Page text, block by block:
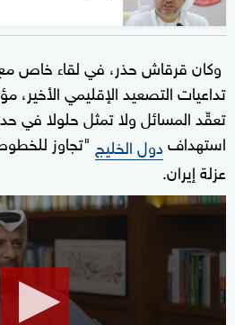
وكان قرقاش حذر، في لقاء خاص
تداعيات التصعيد الإقليمي الأخير،
تعقّد المسائل ولا تمثل حلولا في
استهدافدول الخليج "تجاوز
عزلة إيران.